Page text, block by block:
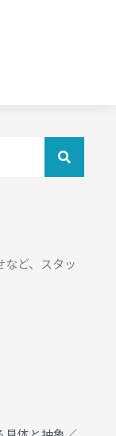
など、スタッ